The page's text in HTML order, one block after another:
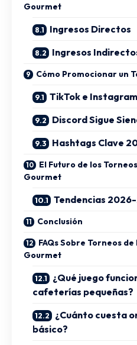
Gourmet
Ingresos Directos
Ingresos
Cómo Promocionar un
TikTok e
Discord Sigue
Hashtags Clave
El Futuro de los
Gourmet
Tendencias
Conclusión
FAQs Sobre Torneos
Gourmet
¿Qué juego
cafeterías pequeñas?
¿Cuánto cuesta
básico?